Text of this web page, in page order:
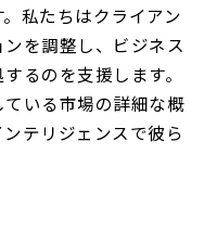
私たちはクライアン
を調整し、ビジネス
るのを支援します。
いる市場の詳細な概
テリジェンスで彼ら